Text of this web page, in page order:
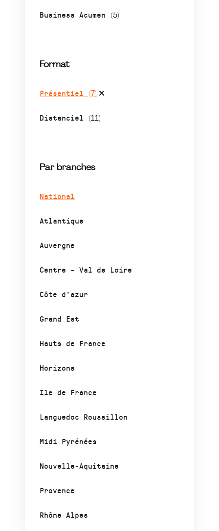
Business Acumen (5)
Format
Présentiel (7)
Distanciel (11)
Par branches
National
Atlantique
Auvergne
Centre - Val de Loire
Côte d’azur
Grand Est
Hauts de France
Horizons
Ile de France
Languedoc Roussillon
Midi Pyrénées
Nouvelle-Aquitaine
Provence
Rhône Alpes